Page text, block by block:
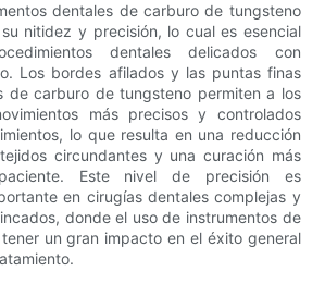
dentales de carburo de tungsteno
nitidez y precisión, lo cual es esencial
dentales delicados con
Los bordes afilados y las puntas finas
de carburo de tungsteno permiten a los
más precisos y controlados
lo que resulta en una reducción
circundantes y una curación más
Este nivel de precisión es
en cirugías dentales complejas y
donde el uso de instrumentos de
un gran impacto en el éxito general